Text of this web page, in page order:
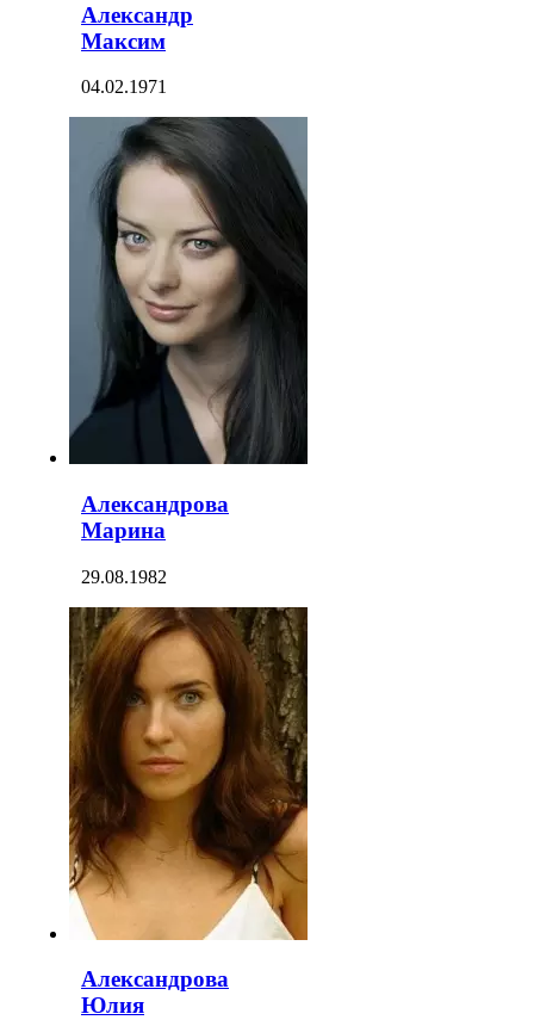
Александр
Максим
04.02.1971
Александрова
Марина
29.08.1982
Александрова
Юлия